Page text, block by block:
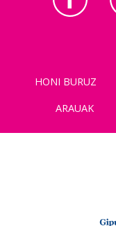
HONI BURUZ
ARAUAK